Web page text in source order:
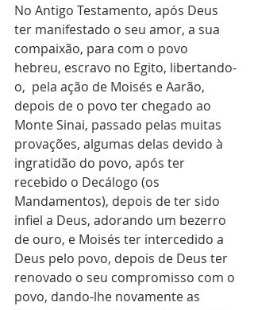
No Antigo Testamento, após Deus
ter manifestado o seu amor, a sua
compaixão, para com o povo
hebreu, escravo no Egito, libertando-
o,  pela ação de Moisés e Aarão,
depois de o povo ter chegado ao
Monte Sinai, passado pelas muitas
provações, algumas delas devido à
ingratidão do povo, após ter
recebido o Decálogo (os
Mandamentos), depois de ter sido
infiel a Deus, adorando um bezerro
de ouro, e Moisés ter intercedido a
Deus pelo povo, depois de Deus ter
renovado o seu compromisso com o
povo, dando-lhe novamente as